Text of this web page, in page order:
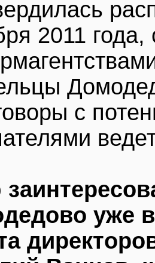
2011 года,
с
уже